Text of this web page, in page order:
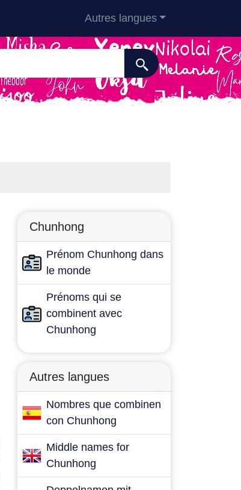
Autres langues
Chunhong
Prénom Chunhong dans
le monde
Prénoms qui se
combinent avec
Chunhong
Autres langues
Nombres que combinen
con Chunhong
Middle names for
Chunhong